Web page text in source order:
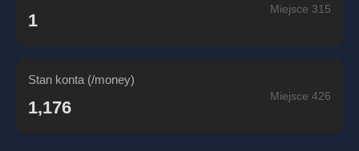
1
Miejsce 315
Stan konta (/money)
1,176
Miejsce 426